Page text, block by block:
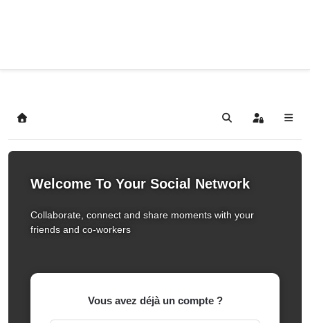
Home SearchSign In
Welcome To Your Social Network
Collaborate, connect and share moments with your
friends and co-workers
Vous avez déjà un compte ?